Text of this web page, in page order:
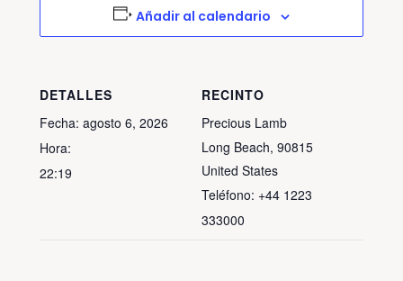
Añadir al calendario
DETALLES
Fecha: agosto 6, 2026
Hora:
22:19
RECINTO
Precious Lamb
Long Beach, 90815
United States
Teléfono: +44 1223
333000